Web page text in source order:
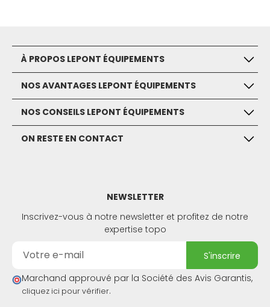
À PROPOS LEPONT ÉQUIPEMENTS
NOS AVANTAGES LEPONT ÉQUIPEMENTS
NOS CONSEILS LEPONT ÉQUIPEMENTS
ON RESTE EN CONTACT
NEWSLETTER
Inscrivez-vous à notre newsletter et profitez de notre
expertise topo
s'inscrire
Marchand approuvé par la Société des Avis Garantis,
cliquez ici pour vérifier.